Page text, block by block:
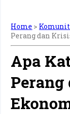
Home >
Perang dan
Apa